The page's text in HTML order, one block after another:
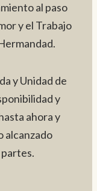
al paso
y el Trabajo
y Unidad de
y
ahora y
alcanzado